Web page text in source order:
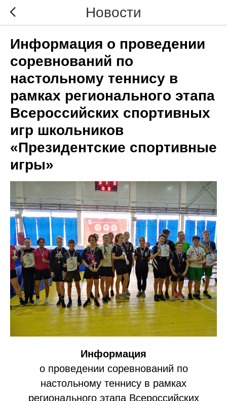
Новости
Информация о проведении
соревнований по
настольному теннису в
рамках регионального этапа
Всероссийских спортивных
игр школьников
«Президентские спортивные
игры»
Информация
о проведении соревнований по
настольному теннису в рамках
регионального этапа Всероссийских